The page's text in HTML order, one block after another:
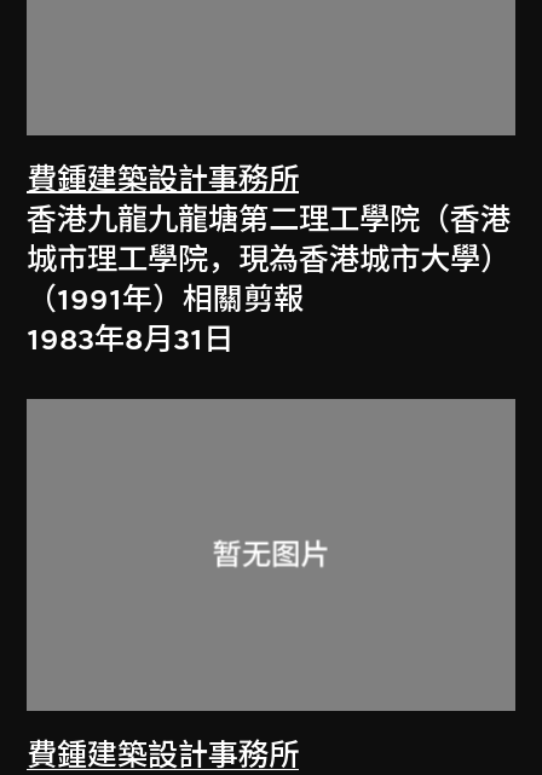
費鍾建築設計事務所
香港九龍九龍塘第二理工學院（香港
城市理工學院，現為香港城市大學）
（1991年）相關剪報
1983年8月31日
費鍾建築設計事務所